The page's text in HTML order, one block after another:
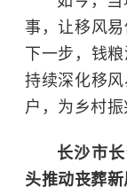
事，让移风易
下一步，钱
持续深化移
户，为乡村振
长沙市长
头推动丧葬新